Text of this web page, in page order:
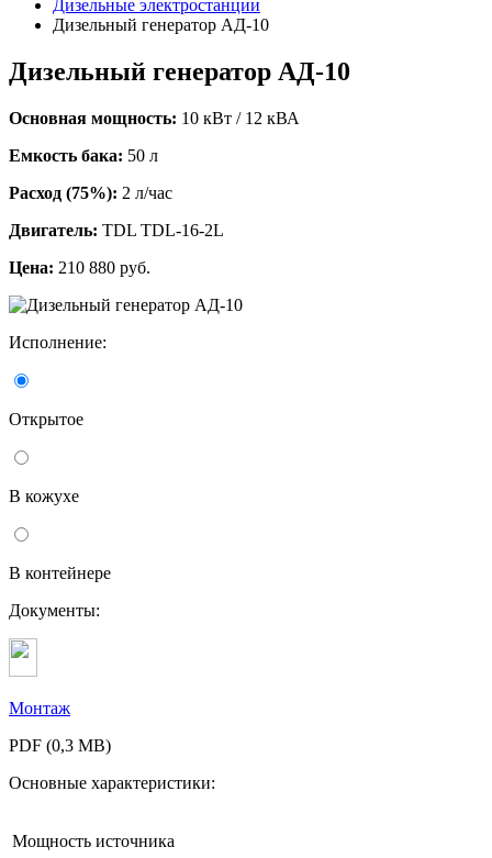
Дизельные электростанции
Дизельный генератор АД-10
Дизельный генератор АД-10
Основная мощность: 10 кВт / 12 кВА
Емкость бака: 50 л
Расход (75%): 2 л/час
Двигатель: TDL TDL-16-2L
Цена: 210 880 руб.
Исполнение:
Открытое
В кожухе
В контейнере
Документы:
Монтаж
PDF (0,3 MB)
Основные характеристики:
Мощность источника